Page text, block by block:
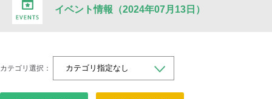
イベント情報（2024年07月13日）
カテゴリ選択：